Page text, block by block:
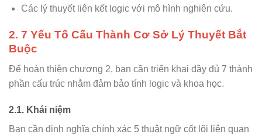
Các lý thuyết liên kết logic với mô hình nghiên cứu.
2. 7 Yếu Tố Cấu Thành Cơ Sở Lý Thuyết Bắt
Buộc
Để hoàn thiện chương 2, bạn cần triển khai đầy đủ 7 thành
phần cấu trúc nhằm đảm bảo tính logic và khoa học.
2.1. Khái niệm
Bạn cần định nghĩa chính xác 5 thuật ngữ cốt lõi liên quan